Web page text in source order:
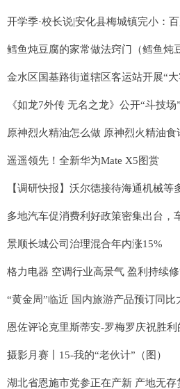
开学季·校长说|安化县梅城镇完小：
原神烈火精油怎么做 原神烈火精油食
遥遥领先！全新华为Mate X5图赏
【调研快报】沃尔德接待海通机械等
景顺长城公司治理混合年内涨15%
格力电器 空调行业高景气 盈利持续修
“黄金周”临近 国内旅游产品预订同比
摄影月赛丨15-我的“老伙计”（图）
湖北省恩施市党参正在产新 产地无存